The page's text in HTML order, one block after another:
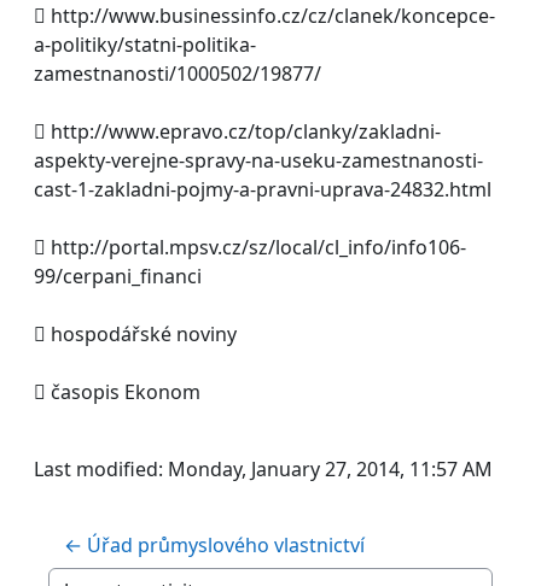
 http://www.businessinfo.cz/cz/clanek/koncepce-
a-politiky/statni-politika-
zamestnanosti/1000502/19877/
 http://www.epravo.cz/top/clanky/zakladni-
aspekty-verejne-spravy-na-useku-zamestnanosti-
cast-1-zakladni-pojmy-a-pravni-uprava-24832.html
 http://portal.mpsv.cz/sz/local/cl_info/info106-
99/cerpani_financi
 hospodářské noviny
 časopis Ekonom
Last modified: Monday, January 27, 2014, 11:57 AM
← Úřad průmyslového vlastnictví